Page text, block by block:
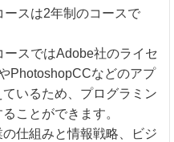
スは2年制のコースで
スではAdobe社のライセ
PhotoshopCCなどのアプ
いるため、プログラミン
ことができます。
仕組みと情報戦略、ビジ